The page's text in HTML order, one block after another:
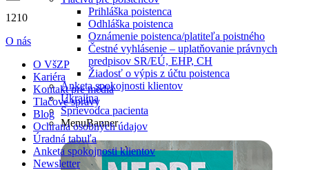
Prihláška poistenca
Odhláška poistenca
Oznámenie poistenca/platiteľa poistného
Čestné vyhlásenie – uplatňovanie právnych
predpisov SR/EÚ, EHP, CH
Žiadosť o výpis z účtu poistenca
Anketa spokojnosti klientov
Ukrajina
Sprievodca pacienta
MenuBanner
1210
O nás
O VšZP
Kariéra
Kontakt pre médiá
Tlačové správy
Blog
Ochrana osobných údajov
Úradná tabuľa
Anketa spokojnosti klientov
Newsletter